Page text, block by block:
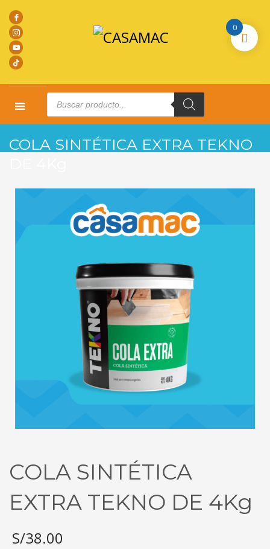
Products
search
COLA SINTÉTICA EXTRA TEKNO
COLA SINTÉTICA
EXTRA TEKNO DE 4Kg
S/38.00
0